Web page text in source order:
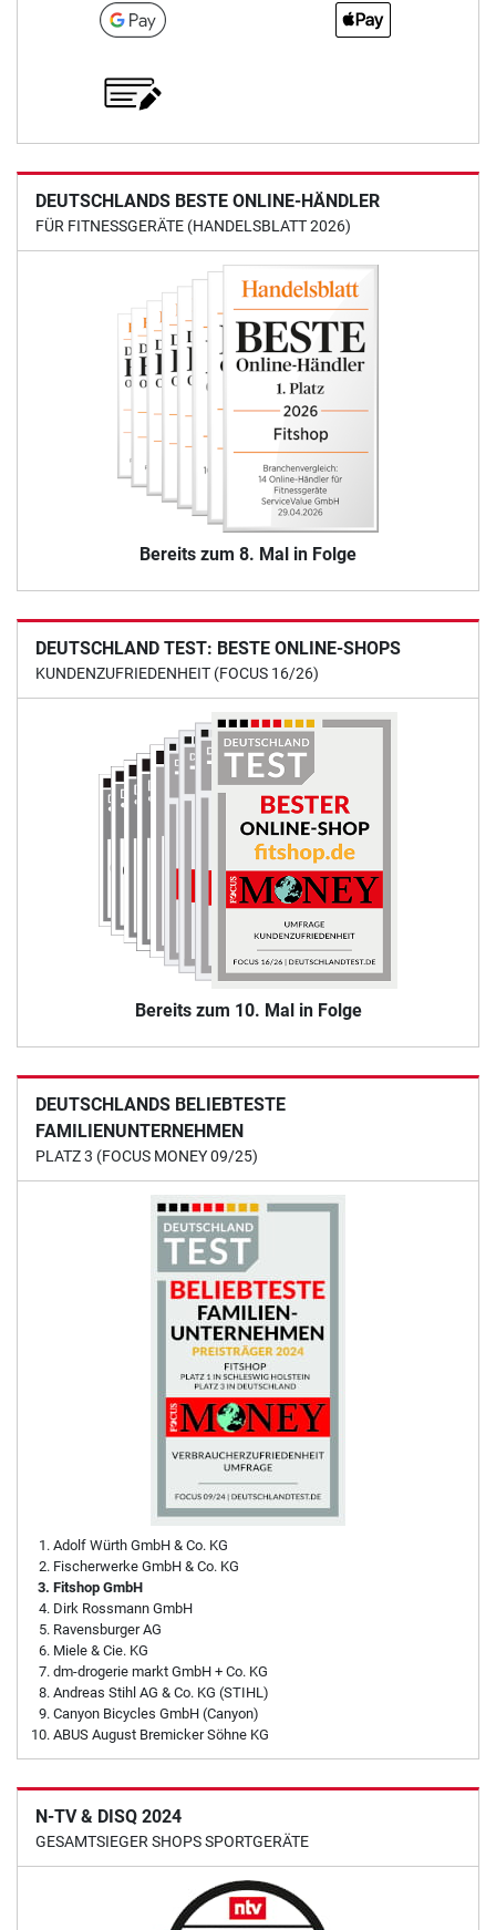
DEUTSCHLANDS BESTE ONLINE-HÄNDLER
FÜR FITNESSGERÄTE (HANDELSBLATT 2026)
Bereits zum 8. Mal in Folge
DEUTSCHLAND TEST: BESTE ONLINE-SHOPS
KUNDENZUFRIEDENHEIT (FOCUS 16/26)
Bereits zum 10. Mal in Folge
DEUTSCHLANDS BELIEBTESTE
FAMILIENUNTERNEHMEN
PLATZ 3 (FOCUS MONEY 09/25)
Adolf Würth GmbH & Co. KG
Fischerwerke GmbH & Co. KG
Fitshop GmbH
Dirk Rossmann GmbH
Ravensburger AG
Miele & Cie. KG
dm-drogerie markt GmbH + Co. KG
Andreas Stihl AG & Co. KG (STIHL)
Canyon Bicycles GmbH (Canyon)
ABUS August Bremicker Söhne KG
N-TV & DISQ 2024
GESAMTSIEGER SHOPS SPORTGERÄTE